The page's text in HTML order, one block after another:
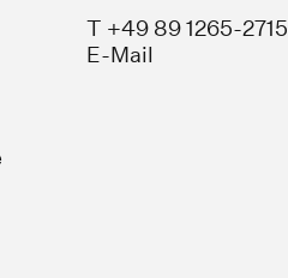
T +49 89 1265-2715
E-Mail